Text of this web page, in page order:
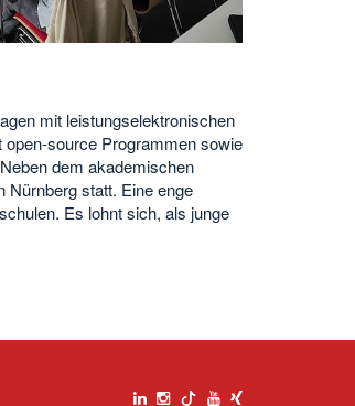
mit leistungselektronischen
source Programmen sowie
dem akademischen
Nürnberg statt. Eine enge
Es lohnt sich, als junge